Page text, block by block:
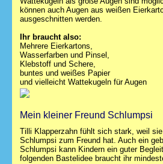
können auch Augen aus weißen
ausgeschnitten werden.
Ihr braucht also:
Mehrere Eierkartons,
Wasserfarben und Pinsel,
Klebstoff und Schere,
buntes und weißes Papier
und vielleicht Wattekugeln für Augen
Mein kleiner Freund Schlumpsi
Tilli Klapperzahn fühlt sich stark, weil
Schlumpsi zum Freund hat. Auch ein
Schlumpsi kann Kindern ein guter
folgenden Bastelidee braucht ihr